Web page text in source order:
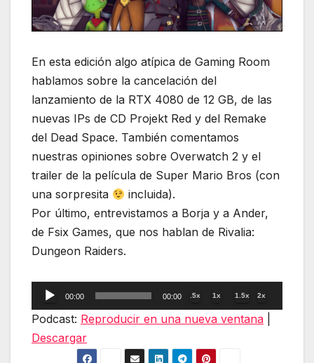
En esta edición algo atípica de Gaming Room
hablamos sobre la cancelación del
lanzamiento de la RTX 4080 de 12 GB, de las
nuevas IPs de CD Projekt Red y del Remake
del Dead Space. También comentamos
nuestras opiniones sobre Overwatch 2 y el
trailer de la película de Super Mario Bros (con
una sorpresita
incluida).
Por último, entrevistamos a Borja y a Ander,
de Fsix Games, que nos hablan de Rivalia:
Dungeon Raiders.
Reproductor
de
00:00 00:00 .5x 1x 1.5x 2x
Podcast: Reproducir en una nueva ventana
Descargar